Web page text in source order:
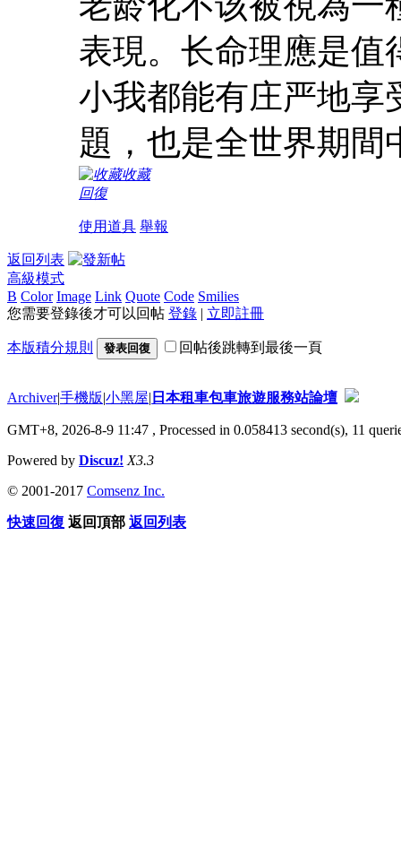
表現。长命理應是值
小我都能有庄严地享
題，也是全世界期間
收藏
回復
使用道具 舉報
返回列表
高級模式
B Color Image Link Quote Code Smilies
您需要登錄後才可以回帖 登錄 | 立即註冊
本版積分規則 發表回復 回帖後跳轉到最後一頁
Archiver|手機版|小黑屋| 日本租車包車旅遊服務站論壇
GMT+8, 2026-8-9 11:47 , Processed in 0.058413 second(s), 11
Powered by Discuz! X3.3
© 2001-2017 Comsenz Inc.
快速回復 返回頂部 返回列表